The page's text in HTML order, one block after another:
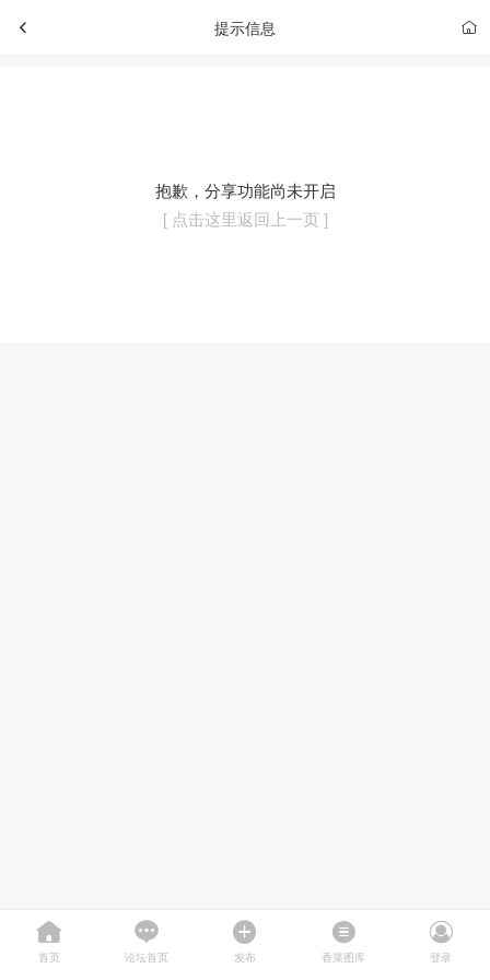
提示信息
抱歉，分享功能尚未开启
[ 点击这里返回上一页 ]
首页 论坛首页 发布 香菜图库 登录